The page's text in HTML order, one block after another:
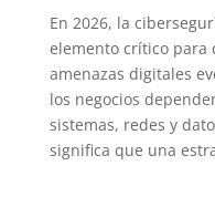
En 2026, la
elemento crítico para
amenazas digitales
los negocios
sistemas, redes y
significa que una